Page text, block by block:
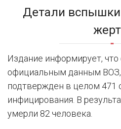
Детали вспышки
Издание информирует,
официальным данным ВОЗ,
подтвержден в целом 471
инфицирования. В
умерли 82 человека.